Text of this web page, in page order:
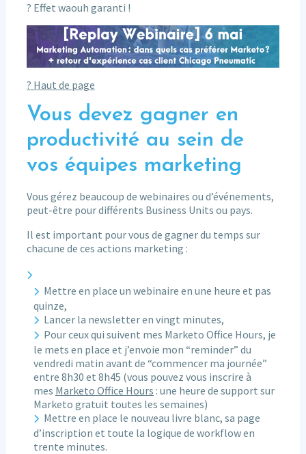
? Effet waouh garanti !
? Haut de page
Vous devez gagner en
productivité au sein de
vos équipes marketing
Vous gérez beaucoup de webinaires ou d’événements,
peut-être pour différents Business Units ou pays.
Il est important pour vous de gagner du temps sur
chacune de ces actions marketing :
Mettre en place un webinaire en une heure et pas
quinze,
Lancer la newsletter en vingt minutes,
Pour ceux qui suivent mes Marketo Office Hours, je
le mets en place et j’envoie mon “reminder” du
vendredi matin avant de “commencer ma journée”
entre 8h30 et 8h45 (vous pouvez vous inscrire à
mes Marketo Office Hours : une heure de support sur
Marketo gratuit toutes les semaines)
Mettre en place le nouveau livre blanc, sa page
d’inscription et toute la logique de workflow en
trente minutes.